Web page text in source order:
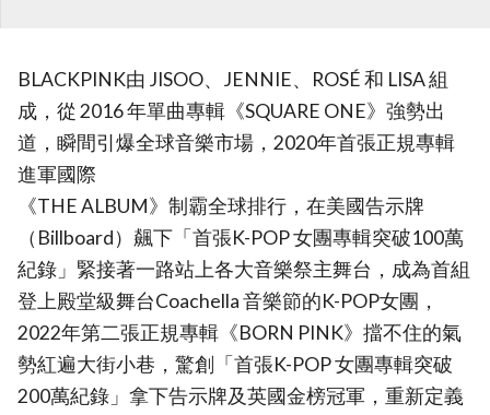
BLACKPINK由 JISOO、JENNIE、ROSÉ 和 LISA 組
成，從 2016 年單曲專輯《SQUARE ONE》強勢出
道，瞬間引爆全球音樂市場，2020年首張正規專輯
進軍國際
《THE ALBUM》制霸全球排行，在美國告示牌
（Billboard）飆下「首張K-POP 女團專輯突破100萬
紀錄」緊接著一路站上各大音樂祭主舞台，成為首組
登上殿堂級舞台Coachella 音樂節的K-POP女團，
2022年第二張正規專輯《BORN PINK》擋不住的氣
勢紅遍大街小巷，驚創「首張K-POP 女團專輯突破
200萬紀錄」拿下告示牌及英國金榜冠軍，重新定義